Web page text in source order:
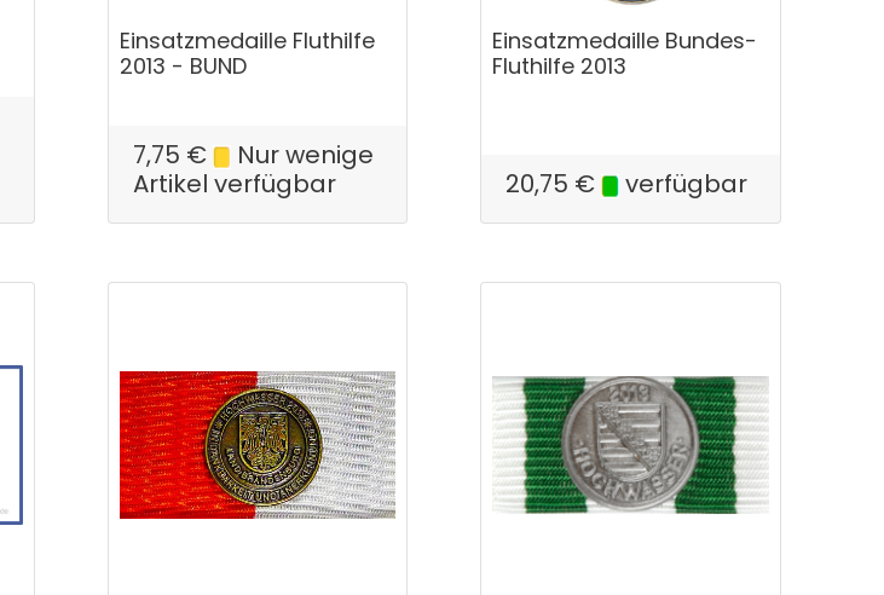
Einsatzmedaille Fluthilfe
2013 - BUND
7,75 €
Nur wenige
Artikel verfügbar
Einsatzmedaille Bundes-
Fluthilfe 2013
20,75 € verfügbar